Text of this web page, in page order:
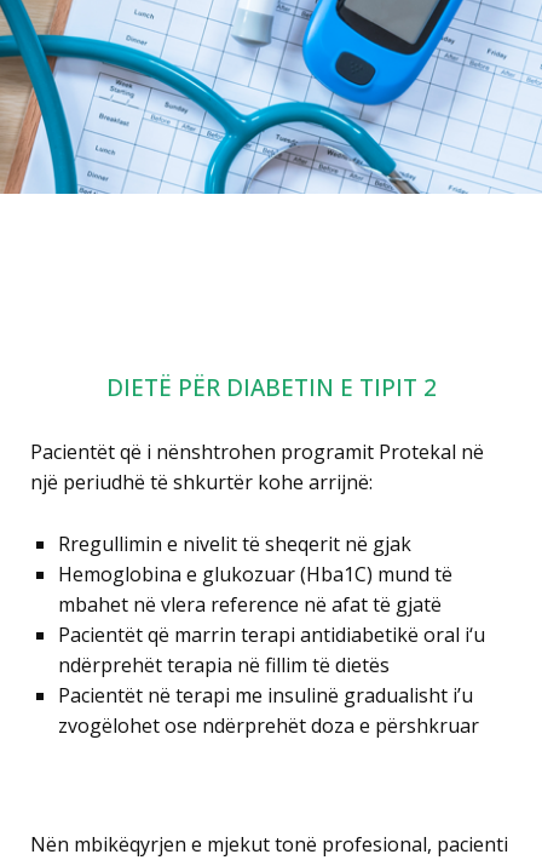
DIETË PËR DIABETIN E TIPIT 2
Pacientët që i nënshtrohen programit Protekal në
një periudhë të shkurtër kohe arrijnë:
Rregullimin e nivelit të sheqerit në gjak
Hemoglobina e glukozuar (Hba1C) mund të
mbahet në vlera reference në afat të gjatë
Pacientët që marrin terapi antidiabetikë oral i‘u
ndërprehët terapia në fillim të dietës
Pacientët në terapi me insulinë gradualisht i’u
zvogëlohet ose ndërprehët doza e përshkruar
Nën mbikëqyrjen e mjekut tonë profesional, pacienti